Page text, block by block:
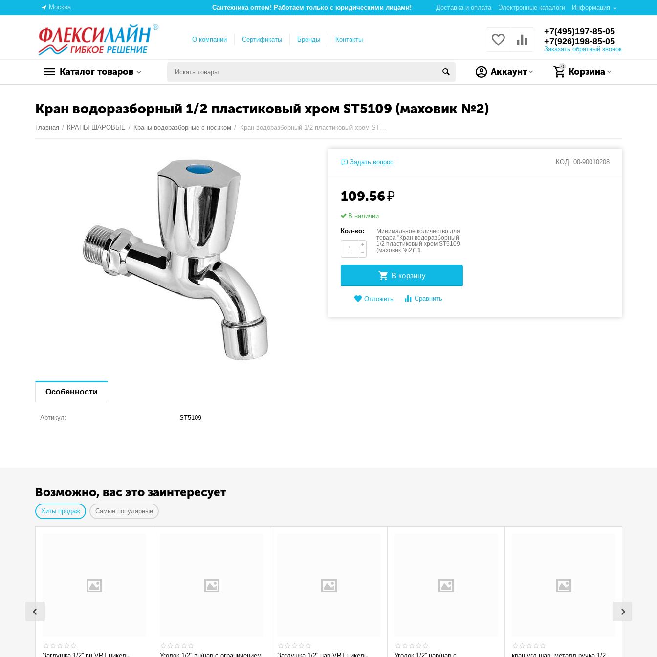
Москва Доставка и оплата Электронные каталоги Информация
Сантехника оптом! Работаем только с юридическими лицами!
О компании Сертификаты Бренды Контакты
+7(495)197-85-05
+7(926)198-85-05
Заказать обратный звонок
Каталог товаров
0
Корзина
Аккаунт
Кран водоразборный 1/2 пластиковый хром ST5109 (маховик №2)
Главная / КРАНЫ ШАРОВЫЕ / Краны водоразборные с носиком / Кран водоразборный 1/2 пластиковый хром ST5109 (маховик №2)
Задать вопрос КОД: 00-90010208
109.56₽
В наличии
Кол-во:
+
−
Минимальное количество для
товара "Кран водоразборный
1/2 пластиковый хром ST5109
(маховик №2)"1.
В корзину
Отложить Сравнить
Особенности
Артикул: ST5109
Возможно, вас это заинтересует
Хиты продаж Самые популярные
Заглушка 1/2'' вн VRT никель Уголок 1/2'' вн/нар с ограничением Заглушка 1/2'' нар VRT никель Уголок 1/2'' нар/нар с кран угл шар. металл.ручка 1/2-